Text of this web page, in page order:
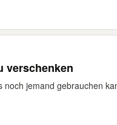
verschenken
jemand gebrauchen